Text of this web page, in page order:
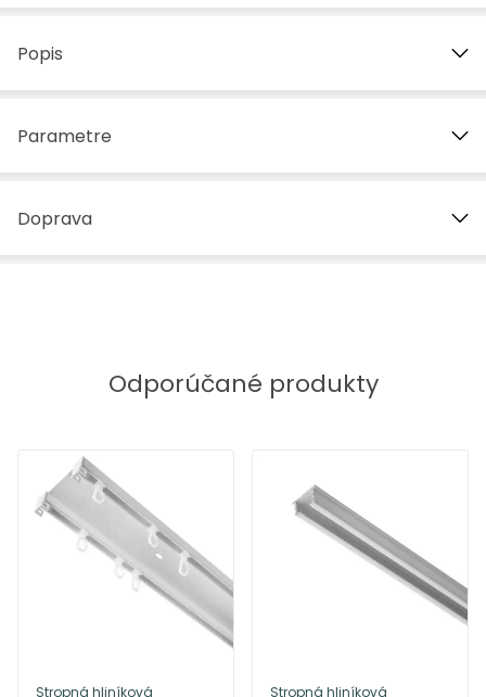
Popis
Parametre
Doprava
Odporúčané produkty
Stropná hliníková Stropná hliníková